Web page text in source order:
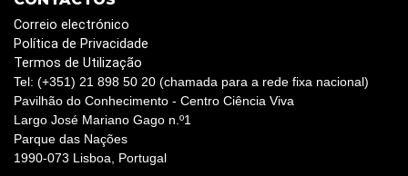
Correio electrónico
Política de Privacidade
Termos de Utilização
Tel: (+351) 21 898 50 20 (chamada para a rede fixa nacional)
Pavilhão do Conhecimento - Centro Ciência Viva
Largo José Mariano Gago n.º1
Parque das Nações
1990-073 Lisboa, Portugal